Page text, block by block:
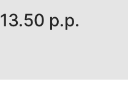
13.50 p.p.